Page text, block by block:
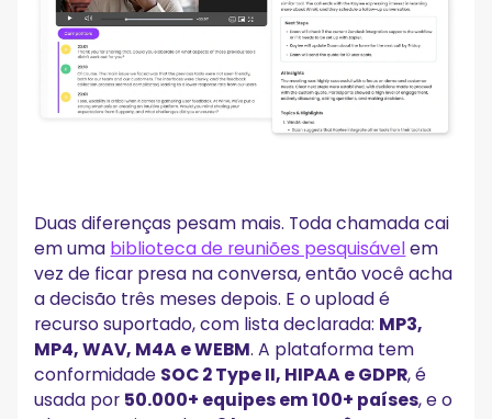
Duas diferenças pesam mais. Toda chamada cai
em uma biblioteca de reuniões pesquisávelem
vez de ficar presa na conversa, então você acha
a decisão três meses depois. E o upload é
recurso suportado, com lista declarada: MP3,
MP4, WAV, M4A e WEBM. A plataforma tem
conformidade SOC 2 Type II, HIPAA e GDPR, é
usada por 50.000+ equipes em 100+ países, e o